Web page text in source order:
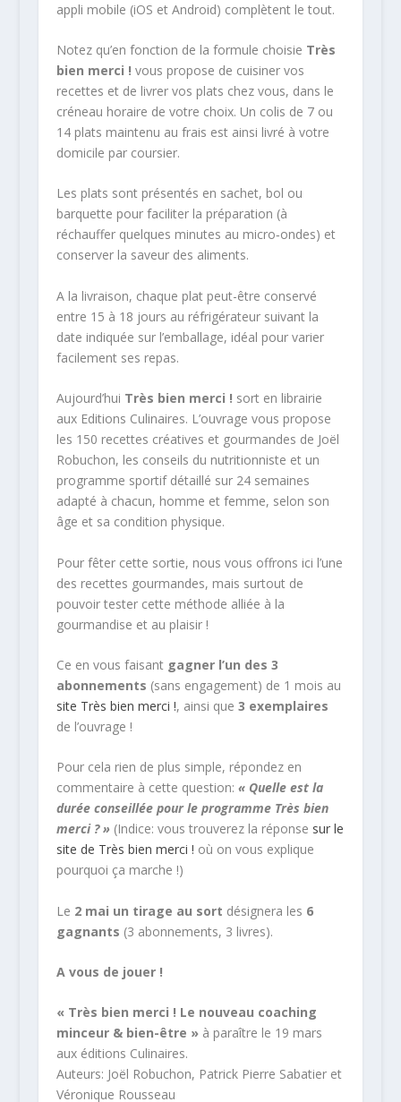
appli mobile (iOS et Android) complètent le tout.
Notez qu’en fonction de la formule choisie Très
bien merci ! vous propose de cuisiner vos
recettes et de livrer vos plats chez vous, dans le
créneau horaire de votre choix. Un colis de 7 ou
14 plats maintenu au frais est ainsi livré à votre
domicile par coursier.
Les plats sont présentés en sachet, bol ou
barquette pour faciliter la préparation (à
réchauffer quelques minutes au micro­‐ondes) et
conserver la saveur des aliments.
A la livraison, chaque plat peut-­être conservé
entre 15 à 18 jours au réfrigérateur suivant la
date indiquée sur l’emballage, idéal pour varier
facilement ses repas.
Aujourd’hui Très bien merci ! sort en librairie
aux Editions Culinaires. L’ouvrage vous propose
les 150 recettes créatives et gourmandes de Joël
Robuchon, les conseils du nutritionniste et un
programme sportif détaillé sur 24 semaines
adapté à chacun, homme et femme, selon son
âge et sa condition physique.
Pour fêter cette sortie, nous vous offrons ici l’une
des recettes gourmandes, mais surtout de
pouvoir tester cette méthode alliée à la
gourmandise et au plaisir !
Ce en vous faisant gagner l’un des 3
abonnements (sans engagement) de 1 mois au
site Très bien merci !, ainsi que 3 exemplaires
de l’ouvrage !
Pour cela rien de plus simple, répondez en
commentaire à cette question: « Quelle est la
durée conseillée pour le programme Très bien
merci ? » (Indice: vous trouverez la réponse sur le
site de Très bien merci ! où on vous explique
pourquoi ça marche !)
Le 2 mai un tirage au sort désignera les 6
gagnants (3 abonnements, 3 livres).
A vous de jouer !
« Très bien merci ! Le nouveau coaching
minceur & bien-être »à paraître le 19 mars
aux éditions Culinaires.
Auteurs: Joël Robuchon, Patrick Pierre Sabatier et
Véronique Rousseau